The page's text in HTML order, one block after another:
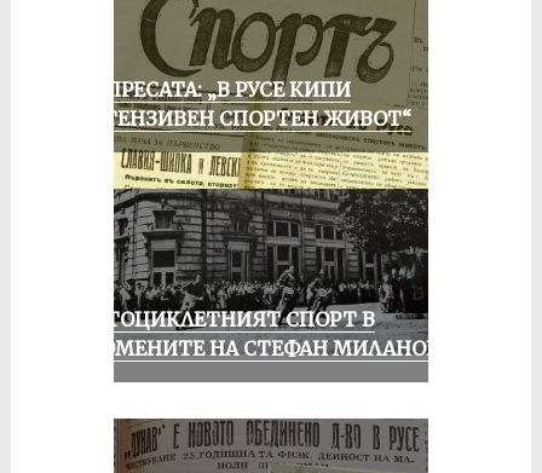
ОТ ПРЕСАТА: „В РУСЕ КИПИ
ИНТЕНЗИВЕН СПОРТЕН ЖИВОТ“
МОТОЦИКЛЕТНИЯТ СПОРТ В
СПОМЕНИТЕ НА СТЕФАН МИЛАНОВ